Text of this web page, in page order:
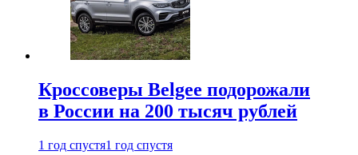
Кроссоверы Belgee подорожали
в России на 200 тысяч рублей
1 год спустя1 год спустя